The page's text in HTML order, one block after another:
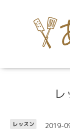
レッスン 2019-